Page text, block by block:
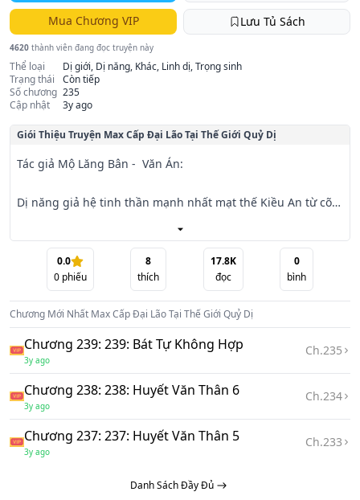
Mua Chương VIP Lưu Tủ Sách
4620 thành viên đang đọc truyện này
Thể loại
Dị giới, Dị năng, Khác, Linh dị, Trọng sinh
Trạng thái
Còn tiếp
Số chương 235
Cập nhật
3y ago
Giói Thiệu Truyện Max Cấp Đại Lão Tại Thế Giới Quỷ Dị
Tác giả Mộ Lăng Bân -  Văn Án:
Dị năng giả hệ tinh thần mạnh nhất mạt thế Kiều An từ cõi
cùng bạch phú
mỹ.gia đình mắc nợ năm trăm vạn. tìm việc làm vấp phải
trắc cùng phòng bị bạch phú mỹ thu mua các loại hãm hại
bôi nhọ tổn thương
bắt đầu.
Cũng may trên thế giới này có đủ loại đồ ăn ngon, không
cần lo lắng đói bụng, Kiều An ở mạt thế chưa từng ăn no,
nhìn qua rất thỏa
mãn.
Để có thể ăn bao nhiêu tùy thích và việc kiếm tiền nhất
0.0
0phiếu
8
thích
17.8K
đọc
0
bình
Chương Mới Nhất Max Cấp Đại Lão Tại Thế Giới Quỷ Dị
Chương 239: 239: Bát Tự Không Hợp
3y ago
Ch.235
Chương 238: 238: Huyết Văn Thân 6
3y ago
Ch.234
Chương 237: 237: Huyết Văn Thân 5
3y ago
Ch.233
Danh Sách Đầy Đủ